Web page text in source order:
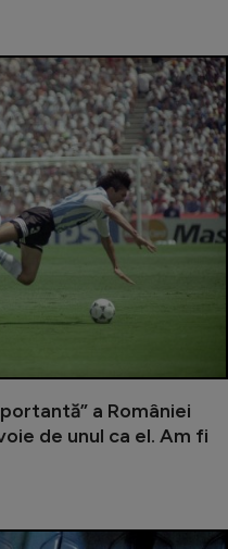
a României
de unul ca el. Am fi